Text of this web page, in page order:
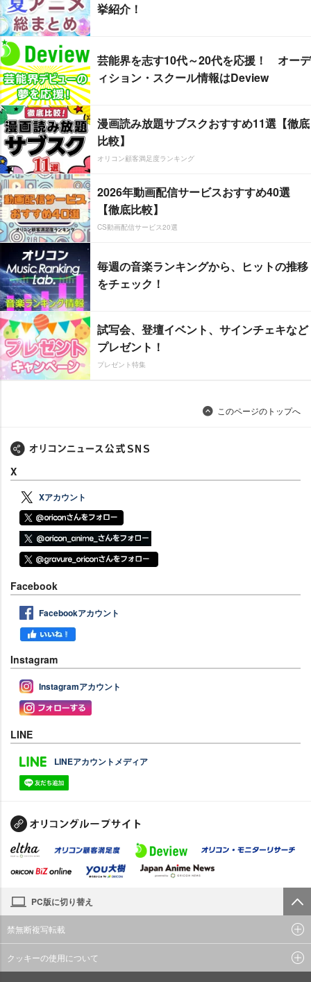
挙紹介！
芸能界を志す10代～20代を応援！ オーデ
ィション・スクール情報はDeview
漫画読み放題サブスクおすすめ11選【徹底
比較】
オリコン顧客満足度ランキング
2026年動画配信サービスおすすめ40選
【徹底比較】
CS動画配信サービス20選
毎週の音楽ランキングから、ヒットの推移
をチェック！
試写会、登壇イベント、サインチェキなど
プレゼント！
プレゼント特集
このページのトップへ
X
Xアカウント
Facebook
Facebookアカウント
Instagram
Instagramアカウント
LINE
LINEアカウントメディア
PC版に切り替え
禁無断複写転載
クッキーの使用について